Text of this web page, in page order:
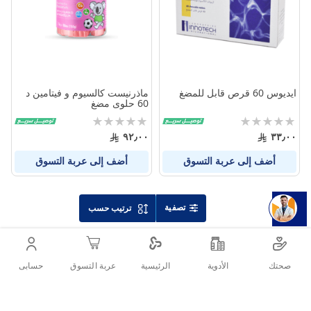
ترتيب حسب
ايديوس 60 قرص قابل للمضغ
Rating:
٣٣٫٠٠
أضف إلى عربة التسوق
ماذرنيست كالسيوم و فيتامين د
60 حلوى مضغ
Rating:
٩٢٫٠٠
أضف إلى عربة التسوق
تصفية
صحتك الأدوية الرئيسية عربة التسوق حسابى